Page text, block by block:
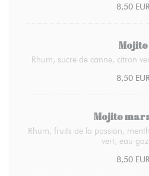
8,50
Mojito
Rhum, sucre de canne, citron
8,50
Mojito
Rhum, fruits de la passion,
vert, eau
8,50